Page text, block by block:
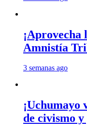
¡Aprovecha
Amnistía
3 semanas ago
¡Uchumayo
de civismo